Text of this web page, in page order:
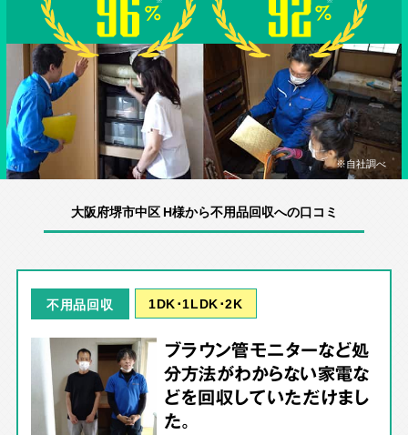
※自社調べ
大阪府堺市中区 H様から不用品回収への口コミ
不用品回収 1DK･1LDK･2K
ブラウン管モニターなど処
分方法がわからない家電な
どを回収していただけまし
た。